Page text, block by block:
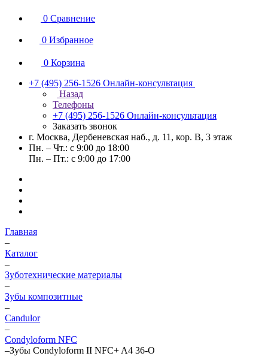
0 Сравнение
0 Избранное
0 Корзина
+7 (495) 256-1526 Онлайн-консультация
Назад
Телефоны
+7 (495) 256-1526 Онлайн-консультация
Заказать звонок
г. Москва, Дербеневская наб., д. 11, кор. В, 3 этаж
Пн. – Чт.: с 9:00 до 18:00
Пн. – Пт.: с 9:00 до 17:00
Главная
–
Каталог
–
Зуботехнические материалы
–
Зубы композитные
–
Candulor
–
Condyloform NFC
–Зубы Condyloform II NFC+ A4 36-O